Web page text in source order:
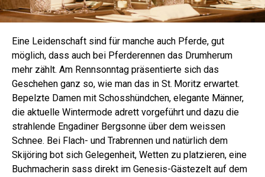
Eine Leidenschaft sind für manche auch Pferde, gut
möglich, dass auch bei Pferderennen das Drumherum
mehr zählt. Am Rennsonntag präsentierte sich das
Geschehen ganz so, wie man das in St. Moritz erwartet.
Bepelzte Damen mit Schosshündchen, elegante Männer,
die aktuelle Wintermode adrett vorgeführt und dazu die
strahlende Engadiner Bergsonne über dem weissen
Schnee. Bei Flach- und Trabrennen und natürlich dem
Skijöring bot sich Gelegenheit, Wetten zu platzieren, eine
Buchmacherin sass direkt im Genesis-Gästezelt auf dem